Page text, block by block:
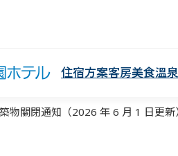
住宿方案客房美食溫泉
物關閉通知（2026 年 6 月 1 日更新